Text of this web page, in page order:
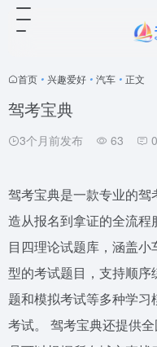
首页 • 兴趣爱好 • 汽车 • 正文
驾考宝典
3个月前发布 63 0
驾考宝典是一款专业的
造从报名到拿证的全流
目四理论试题库，涵盖
型的考试题目，支持顺
题和模拟考试等多种学
考试。 驾考宝典还提供